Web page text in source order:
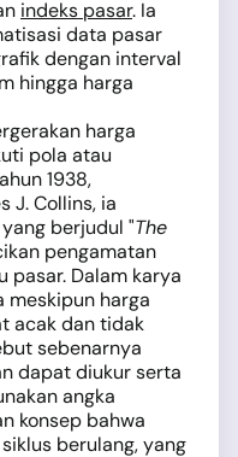
indeks pasar. Ia
data pasar
dengan interval
hingga harga
harga
pola atau
1938,
J. Collins, ia
berjudul "The
pengamatan
pasar. Dalam karya
meskipun harga
acak dan tidak
sebenarnya
dapat diukur serta
angka
konsep bahwa
berulang, yang